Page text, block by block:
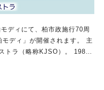
ディにて、柏市政施行70周
ィ」が開催されます。 主
（略称KJSO）。 1983
柏モディ１F
前申込も